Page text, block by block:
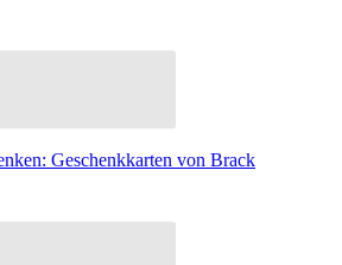
Geschenkkarten von Brack